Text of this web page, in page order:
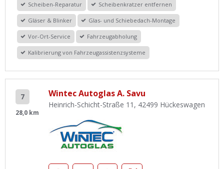
Scheiben-Reparatur Scheibenkratzer entfernen
Gläser & Blinker Glas- und Schiebedach-Montage
Vor-Ort-Service Fahrzeugabholung
Kalibrierung von Fahrzeugassistenzsysteme
7
28,0 km
Wintec Autoglas A. Savu
Heinrich-Schicht-Straße 11, 42499 Hückeswagen